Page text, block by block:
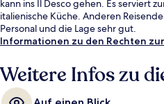
kann ins Il Desco gehen. Es serviert
italienische Küche. Anderen
Personal und die Lage sehr gut.
Informationen zu den Rechten
Weitere Infos zu